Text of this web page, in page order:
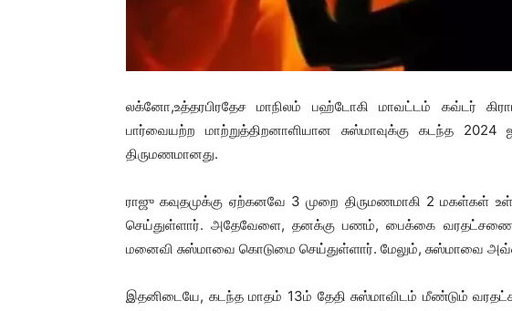
லக்னோ,உத்தரபிரதேச மாநிலம் பஹ்டோகி மாவட்டம் கவ்டர்
பார்வையற்ற மாற்றுத்திறனாளியான சுஸ்மாவுக்கு கடந்த
திருமணமானது.
ராஜு கவுதமுக்கு ஏற்கனவே 3 முறை திருமணமாகி 2 மகள்கள்
செய்துள்ளார். அதேவேளை, தனக்கு பணம், பைக்கை
மனைவி சுஸ்மாவை கொடுமை செய்துள்ளார். மேலும், சுஸ்மாவை
இதனிடையே, கடந்த மாதம் 13ம் தேதி சுஸ்மாவிடம் மீண்டும்